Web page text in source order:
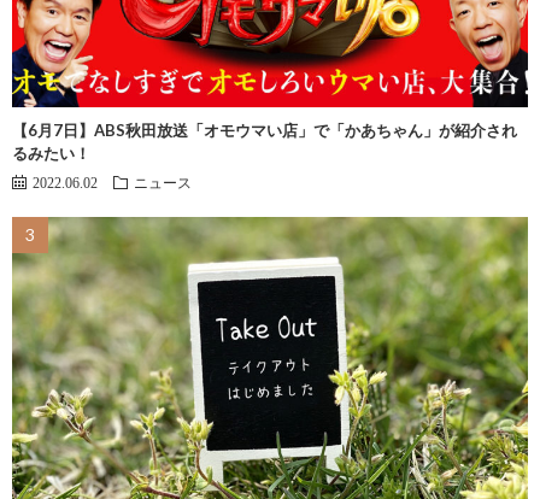
【6月7日】ABS秋田放送「オモウマい店」で「かあちゃん」が紹介され
るみたい！
2022.06.02 ニュース